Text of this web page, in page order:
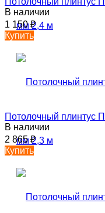
В наличии
1 150₽
Купить
Потолочный плинтус
В наличии
2 865₽
Купить